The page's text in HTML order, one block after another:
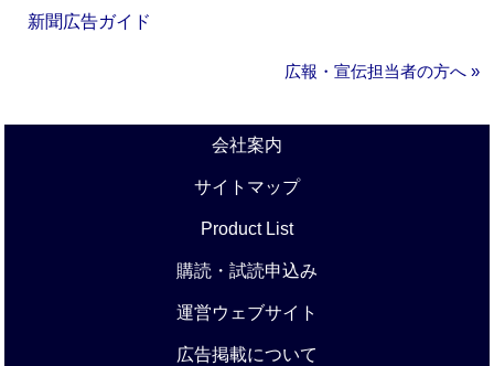
新聞広告ガイド
広報・宣伝担当者の方へ »
会社案内
サイトマップ
Product List
購読・試読申込み
運営ウェブサイト
広告掲載について